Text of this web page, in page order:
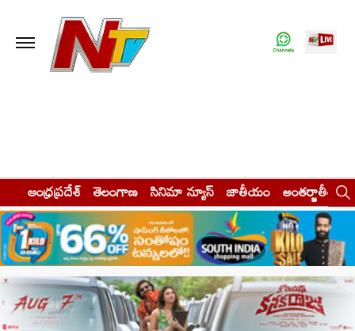
ఆంధ్రప్రదేశ్ తెలంగాణ సినిమా న్యూస్ జాతీయం అంతర్జాతీయం